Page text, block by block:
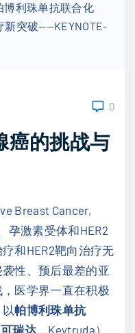
博利珠单抗联合化
突破——KEYNOTE-
0
癌的挑战与
Breast Cancer,
孕激素受体和HER2
和HER2靶向治疗无
性、预后最差的亚
医学界一直在积极
以帕博利珠单抗
可瑞达 ，Keytruda）